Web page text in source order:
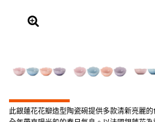
此銀蓮花花瓣造型陶瓷碗提供多款清新亮麗